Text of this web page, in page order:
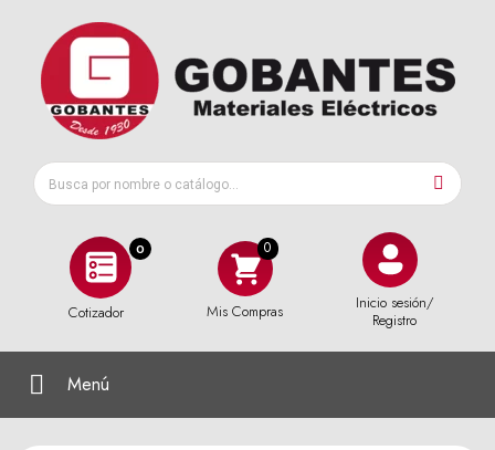
0
Cotizador Mis Compras
Inicio sesión/
Registro
Menú